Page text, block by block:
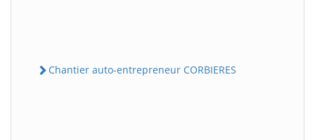
Chantier auto-entrepreneur CORBIERES